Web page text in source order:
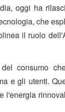
oggi ha
che
il ruolo
consumo
e gli utenti.
l'energia